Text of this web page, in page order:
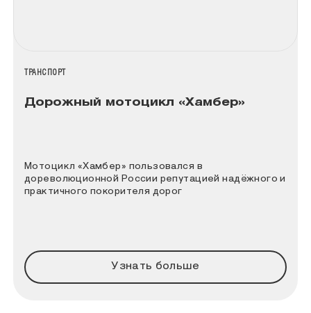
НАЗВАНИЕ КОЛЛЕКЦИИ
ТРАНСПОРТ
Дорожный мотоцикл «Хамбер»
Мотоцикл «Хамбер» пользовался в
дореволюционной России репутацией надёжного и
практичного покорителя дорог
Узнать больше